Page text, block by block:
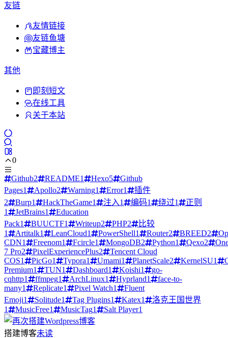
友链
友情链接
友链鱼塘
宝藏博主
其他
即刻短文
在线工具
关于本站
0
Github2 README1 Hexo5
Github
Pages1 Apollo2 Warning1 Error1
插件
2
Burp1 HackTheGame1 注入1 编码1 绕过1
正则
1
JetBrains1
Education
Pack1 BUUCTF1 Writeup2 PHP2
比较
1
Artitalk1 LeanCloud1 PowerShell1 Router2 BREED2
CDN1 Freenom1 Fcircle1 MongoDB2 Python1 Qexo2
7 Pro2 PixelExperiencePlus2
Tencent Cloud
COS1 PicGo1 Typora1 Umami1 PlanetScale2 KernelSU1
Premium1 TUN1 Dashboard1 Koishi1
go-
cqhttp1 ffmpeg1 ArchLinux1 Hyprland1
face-to-
many1 Replicate1 Pixel Watch1
Fluent
Emoji1 Solitude1 Tag Plugins1 Katex1
洛克王国世界
1
MusicFree1 MusicTag1 Salt Player1
搭建博客未读